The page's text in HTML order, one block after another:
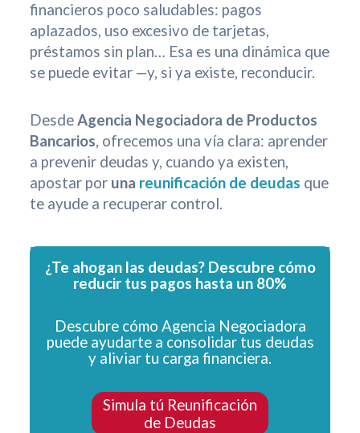
financieros poco saludables: pagos
aplazados, uso excesivo de tarjetas,
préstamos sin plan… Esa es una dinámica que
se puede evitar —y, si ya existe, reconducir.
DesdeAgencia Negociadora de Productos
Bancarios, ofrecemos una vía clara: aprender
a prevenir deudas y, cuando ya existen,
apostar por una reunificación de deudas que
te ayude a recuperar control.
¿Te ahogan las deudas? Descubre cómo
reducir tus pagos hasta un 80%
Descubre cómo Agencia Negociadora
puede ayudarte a consolidar tus deudas
y aliviar tu carga financiera.
Simula tú Reunificación
de Deudas